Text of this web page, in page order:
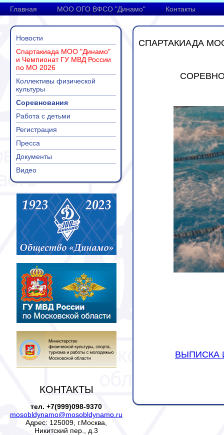
Главная МОО ОГО ВФСО "Динамо" Контакты
Новости
Спартакиада МОО "Динамо"
и Чемпионат ГУ МВД России
по МО 2026
Коллективы физической
культуры
Соревнования
Работа с детьми
Регистрация
Пресса
Документы
Видео
КОНТАКТЫ
тел. +7(999)098-9370
mosobldynamo@mosobldynamo.ru
Адрес: 125009, г.Москва,
Никитский пер., д.3
СПАРТАКИАДА
ВЫПИСКА